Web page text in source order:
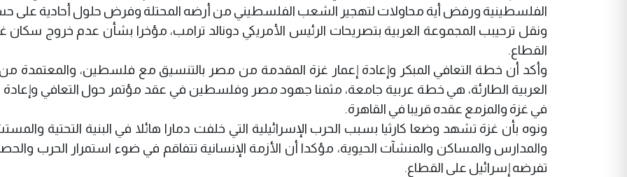
الفلسطينية ورفض أية محاولات لتهجير الشعب الفلسطيني من أرضه المحتلة وفرض حلول أحادية على
ونقل ترحيبب المجموعة العربية بتصريحات الرئيس الأمريكي دونالد ترامب، مؤخرا بشأن عدم خروج سكان
القطاع.
وأكد أن خطة التعافي المبكر وإعادة إعمار غزة المقدمة من مصر بالتنسيق مع فلسطين، والمعتمدة
العربية الطارئة، هي خطة عربية جامعة، مثمنا جهود مصر وفلسطين في عقد مؤتمر حول التعافي وإعادة
في غزة والمزمع عقده قريبا في القاهرة.
ونوه بأن غزة تشهد وضعا كارثيا بسبب الحرب الإسرائيلية التي خلفت دمارا هائلا في البنية التحتية
والمدارس والمساكن والمنشآت الحيوية، مؤكدا أن الأزمة الإنسانية تتفاقم في ضوء استمرار الحرب
تفرضه إسرائيل على القطاع.